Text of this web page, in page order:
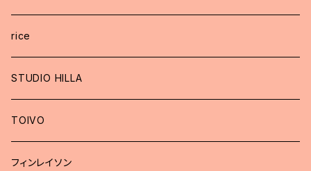
rice
STUDIO HILLA
TOIVO
フィンレイソン